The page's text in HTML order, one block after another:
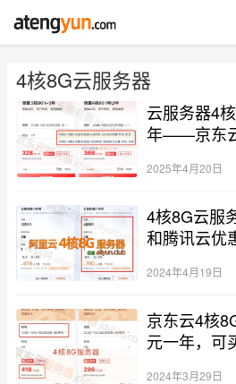
4核8G云服务器
云服务器4
年——京东
2025年4月20日
4核8G云服
和腾讯云优
2024年4月19日
京东云4核
元一年，可
2024年3月29日